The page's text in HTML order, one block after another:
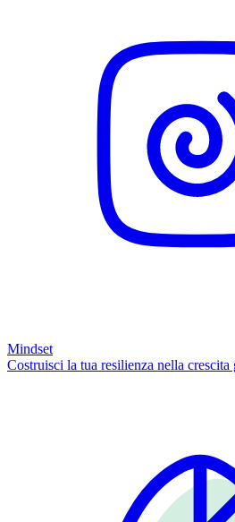
Mindset
Costruisci la tua resilienza nella crescita